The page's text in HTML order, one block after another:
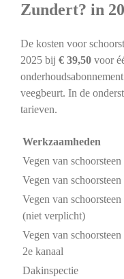
Zundert? in
De kosten voor
2025 bij € 39,50voor
veegbeurt. In de
tarieven.
Werkzaamheden
Vegen van
Vegen van
Vegen van
(niet verplicht)
Vegen van
2e kanaal
Dakinspectie